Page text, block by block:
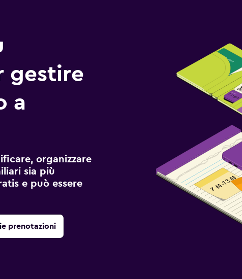
gestire
a
organizzare
sia più
e può essere
prenotazioni